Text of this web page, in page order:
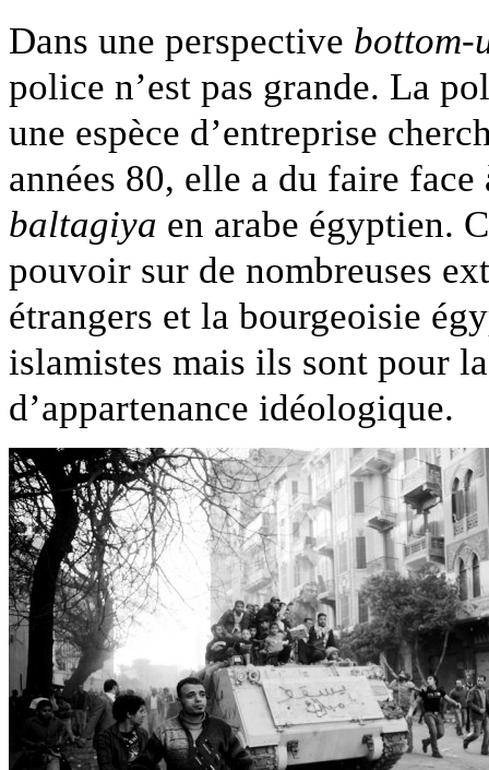
Dans une perspective bottom-
police n’est pas grande. La
une espèce d’entreprise
années 80, elle a du faire
baltagiya en arabe égyptien.
pouvoir sur de nombreuses
étrangers et la bourgeoisie
islamistes mais ils sont pour
d’appartenance idéologique.